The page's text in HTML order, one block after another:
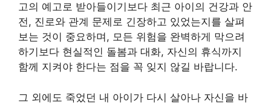
고의 예고로 받아들이기보다 최근 아이의 건강과 안
전, 진로와 관계 문제로 긴장하고 있었는지를 살펴
보는 것이 중요하며, 모든 위험을 완벽하게 막으려
하기보다 현실적인 돌봄과 대화, 자신의 휴식까지
함께 지켜야 한다는 점을 꼭 잊지 않길 바랍니다.
그 외에도 죽었던 내 아이가 다시 살아나 자신을 바